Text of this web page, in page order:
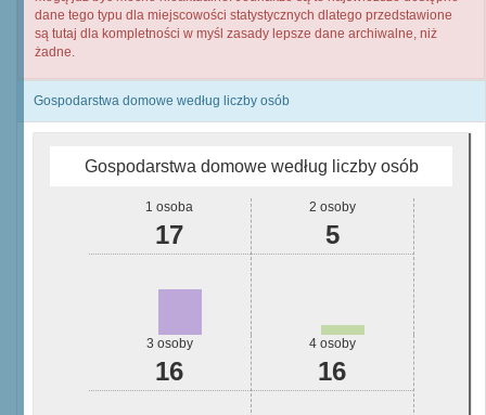
dane tego typu dla miejscowości statystycznych dlatego przedstawione
są tutaj dla kompletności w myśl zasady lepsze dane archiwalne, niż
żadne.
Gospodarstwa domowe według liczby osób
Gospodarstwa domowe według liczby osób
1 osoba
17
2 osoby
5
3 osoby
16
4 osoby
16